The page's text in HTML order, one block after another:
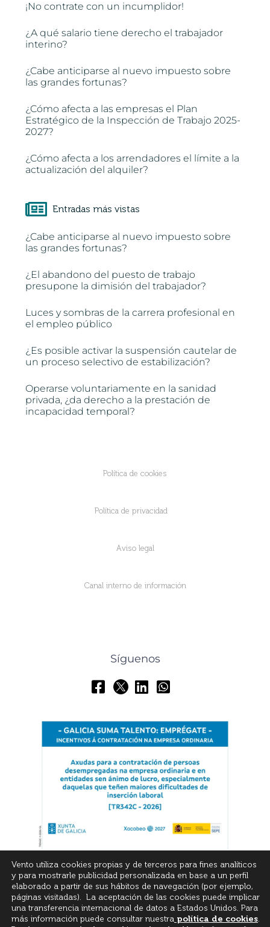
¡No contrate con un incumplidor!
¿A qué salario tiene derecho el trabajador
interino?
¿Cabe anticiparse al nuevo impuesto sobre
las grandes fortunas?
¿Cómo afecta a las empresas el Plan
Estratégico de la Inspección de Trabajo 2025-
2027?
¿Cómo afecta a los arrendadores el límite a la
actualización del alquiler?
Entradas más vistas
¿Cabe anticiparse al nuevo impuesto sobre
las grandes fortunas?
¿El abandono del puesto de trabajo
presupone la dimisión del trabajador?
Luces y sombras de la carrera profesional en
el empleo público
¿Es posible activar la suspensión cautelar de
un proceso selectivo de estabilización?
Operarse voluntariamente en la sanidad
privada, ¿da derecho a la prestación de
incapacidad temporal?
Política de cookies
Política de privacidad
Aviso legal
Canal interno de información
Síguenos
Vento utiliza cookies propias y de terceros para fines analíticos
y para mostrarle publicidad personalizada en base a un perfil
elaborado a partir de sus hábitos de navegación (por ejemplo,
páginas visitadas). La aceptación de las cookies puede implicar
una transferencia internacional de datos a Estados Unidos. Para
más información puede consultar nuestra política de cookies.